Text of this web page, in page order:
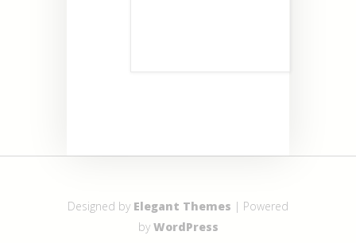
Designed by Elegant Themes | Powered
by WordPress